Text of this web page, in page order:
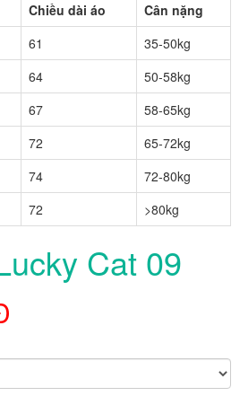
Chiều dài áo
Cân nặng
61
35-50kg
64
50-58kg
67
58-65kg
72
65-72kg
74
72-80kg
72 >80kg
Cat 09